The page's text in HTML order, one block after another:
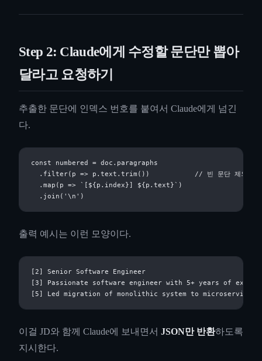
Step 2: Claude에게 수정할 문단만 뽑아
달라고 요청하기
추출한 문단에 인덱스 번호를 붙여서 Claude에게 넘긴
다.
const numbered = doc.paragraphs
  .filter(p => p.text.trim())           // 빈 문단 제외
  .map(p => `[${p.index}] ${p.text}`)
출력 예시는 이런 모양이다.
[2] Senior Software Engineer
[3] Passionate software engineer with 5+ years of
이걸 JD와 함께 Claude에 보내면서 JSON만 반환하도록
지시한다.